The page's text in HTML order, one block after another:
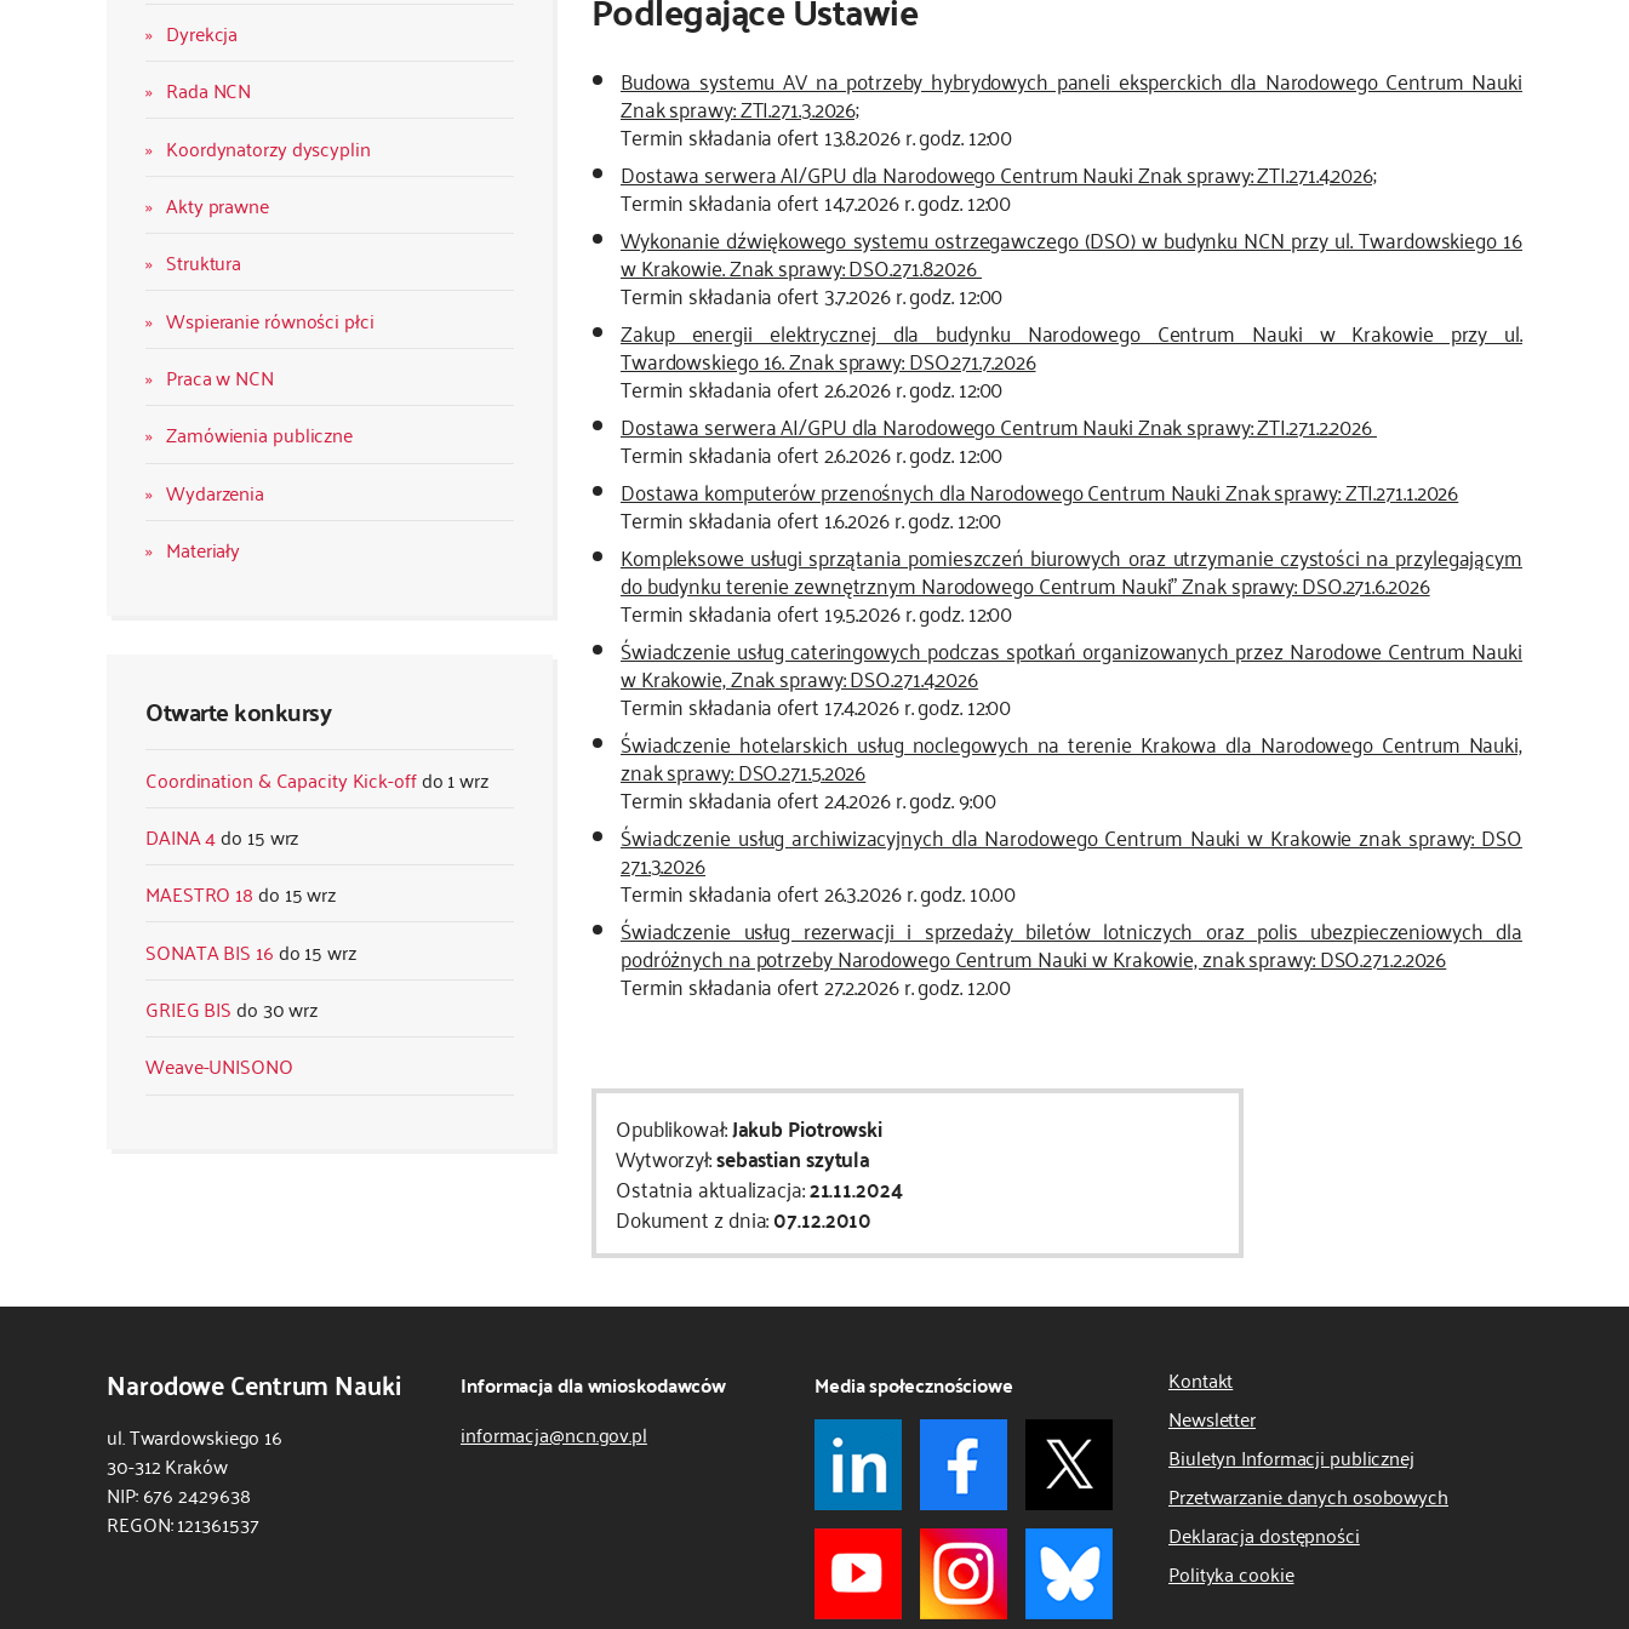
Dyrekcja
Rada NCN
Koordynatorzy dyscyplin
Akty prawne
Struktura
Wspieranie równości płci
Praca w NCN
Zamówienia publiczne
Wydarzenia
Materiały
Otwarte konkursy
Coordination & Capacity Kick-off
1 wrz
DAINA 4
15 wrz
MAESTRO 18
15 wrz
SONATA BIS 16
15 wrz
GRIEG BIS
30 wrz
Weave-UNISONO
Budowa systemu AV na potrzeby hybrydowych paneli eksperckich dla Narodowego Centrum Nauki
Znak sprawy: ZTI.271.3.2026;
Termin składania ofert 13.8.2026 r. godz. 12:00
Dostawa serwera AI/GPU dla Narodowego Centrum Nauki Znak sprawy: ZTI.271.4.2026;
Termin składania ofert 14.7.2026 r. godz. 12:00
Wykonanie dźwiękowego systemu ostrzegawczego (DSO) w budynku NCN przy ul. Twardowskiego 16
w Krakowie. Znak sprawy: DSO.271.8.2026
Termin składania ofert 3.7.2026 r. godz. 12:00
Zakup energii elektrycznej dla budynku Narodowego Centrum Nauki w Krakowie przy ul.
Twardowskiego 16. Znak sprawy: DSO.271.7.2026
Termin składania ofert 2.6.2026 r. godz. 12:00
Dostawa serwera AI/GPU dla Narodowego Centrum Nauki Znak sprawy: ZTI.271.2.2026
Termin składania ofert 2.6.2026 r. godz. 12:00
Dostawa komputerów przenośnych dla Narodowego Centrum Nauki Znak sprawy: ZTI.271.1.2026
Termin składania ofert 1.6.2026 r. godz. 12:00
Kompleksowe usługi sprzątania pomieszczeń biurowych oraz utrzymanie czystości na przylegającym
do budynku terenie zewnętrznym Narodowego Centrum Nauki” Znak sprawy: DSO.271.6.2026
Termin składania ofert 19.5.2026 r. godz. 12:00
Świadczenie usług cateringowych podczas spotkań organizowanych przez Narodowe Centrum Nauki
w Krakowie, Znak sprawy: DSO.271.4.2026
Termin składania ofert 17.4.2026 r. godz. 12:00
Świadczenie hotelarskich usług noclegowych na terenie Krakowa dla Narodowego Centrum Nauki,
znak sprawy: DSO.271.5.2026
Termin składania ofert 2.4.2026 r. godz. 9:00
Świadczenie usług archiwizacyjnych dla Narodowego Centrum Nauki w Krakowie znak sprawy: DSO
271.3.2026
Termin składania ofert 26.3.2026 r. godz. 10.00
Świadczenie usług rezerwacji i sprzedaży biletów lotniczych oraz polis ubezpieczeniowych dla
podróżnych na potrzeby Narodowego Centrum Nauki w Krakowie, znak sprawy: DSO.271.2.2026
Termin składania ofert 27.2.2026 r. godz. 12.00
Opublikował:Jakub Piotrowski
Wytworzył:sebastian szytula
Ostatnia aktualizacja:21.11.2024
Dokument z dnia:07.12.2010
Narodowe Centrum Nauki
ul. Twardowskiego 16
30-312 Kraków
NIP: 676 2429638
REGON: 121361537
Informacja dla wnioskodawców
informacja@ncn.gov.pl
Media społecznościowe
Kontakt
Newsletter
Biuletyn Informacji publicznej
Przetwarzanie danych osobowych
Deklaracja dostępności
Polityka cookie